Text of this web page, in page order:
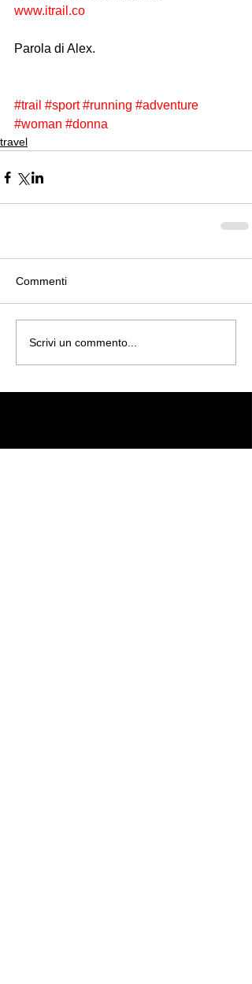
www.itrail.co
Parola di Alex.
#trail #sport #running #adventure
#woman #donna
travel
Commenti
Scrivi un commento...